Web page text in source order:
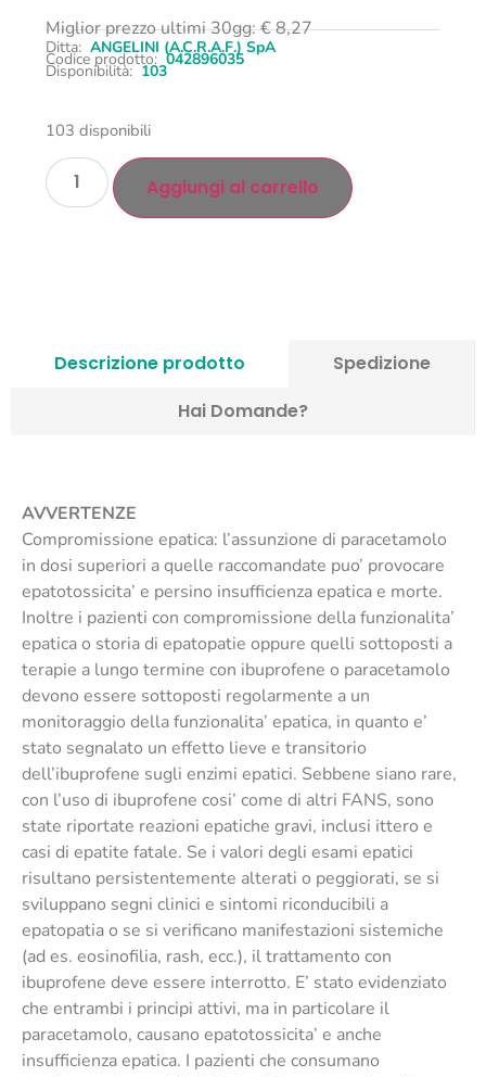
Miglior prezzo ultimi 30gg:€8,27
Ditta: ANGELINI (A.C.R.A.F.) SpA
Codice prodotto: 042896035
Disponibilità: 103
103 disponibili
Aggiungi al carrello
Descrizione prodotto
Spedizione
Hai Domande?
AVVERTENZE
Compromissione epatica: l’assunzione di paracetamolo
in dosi superiori a quelle raccomandate puo’ provocare
epatotossicita’ e persino insufficienza epatica e morte.
Inoltre i pazienti con compromissione della funzionalita’
epatica o storia di epatopatie oppure quelli sottoposti a
terapie a lungo termine con ibuprofene o paracetamolo
devono essere sottoposti regolarmente a un
monitoraggio della funzionalita’ epatica, in quanto e’
stato segnalato un effetto lieve e transitorio
dell’ibuprofene sugli enzimi epatici. Sebbene siano rare,
con l’uso di ibuprofene cosi’ come di altri FANS, sono
state riportate reazioni epatiche gravi, inclusi ittero e
casi di epatite fatale. Se i valori degli esami epatici
risultano persistentemente alterati o peggiorati, se si
sviluppano segni clinici e sintomi riconducibili a
epatopatia o se si verificano manifestazioni sistemiche
(ad es. eosinofilia, rash, ecc.), il trattamento con
ibuprofene deve essere interrotto. E’ stato evidenziato
che entrambi i principi attivi, ma in particolare il
paracetamolo, causano epatotossicita’ e anche
insufficienza epatica. I pazienti che consumano